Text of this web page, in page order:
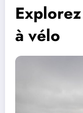
à vélo